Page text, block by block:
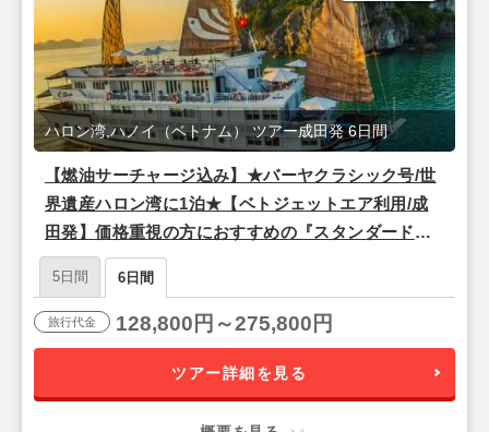
【燃油サーチャージ込み】★バーヤクラシック号/世
界遺産ハロン湾に1泊★【ベトジェットエア利用/成
田発】価格重視の方におすすめの『スタンダードホ
テル』宿泊ハノイ4泊6日
ハロン湾,ハノイ（ベトナム） ツアー成田発 6日間
5日間 6日間
旅行代金 128,800円～275,800円
ツアー詳細を見る